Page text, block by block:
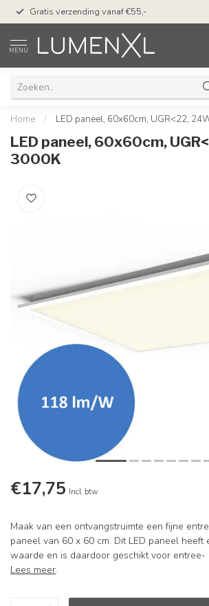
Gratis verzending vanaf €55,-
MENU
Home / LED paneel, 60x60cm, UGR<22,
LED paneel, 60x60cm,
3000K
€17,75 Incl. btw
Maak van een ontvangstruimte een fijne
paneel van 60 x 60 cm. Dit LED paneel heeft
waarde en is daardoor geschikt voor entree-
Lees meer.